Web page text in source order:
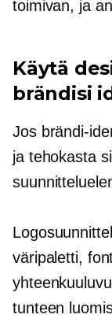
toimivan, ja
Käytä
brändisi
Jos brändi-
ja tehokasta
väripaletti,
tunteen